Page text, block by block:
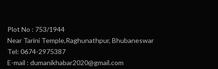
Plot No : 753/1944
Near Tarini Temple,Raghunathpur, Bhubaneswar
Tel: 0674-2975387
E-mail : dumanikhabar2020@gmail.com